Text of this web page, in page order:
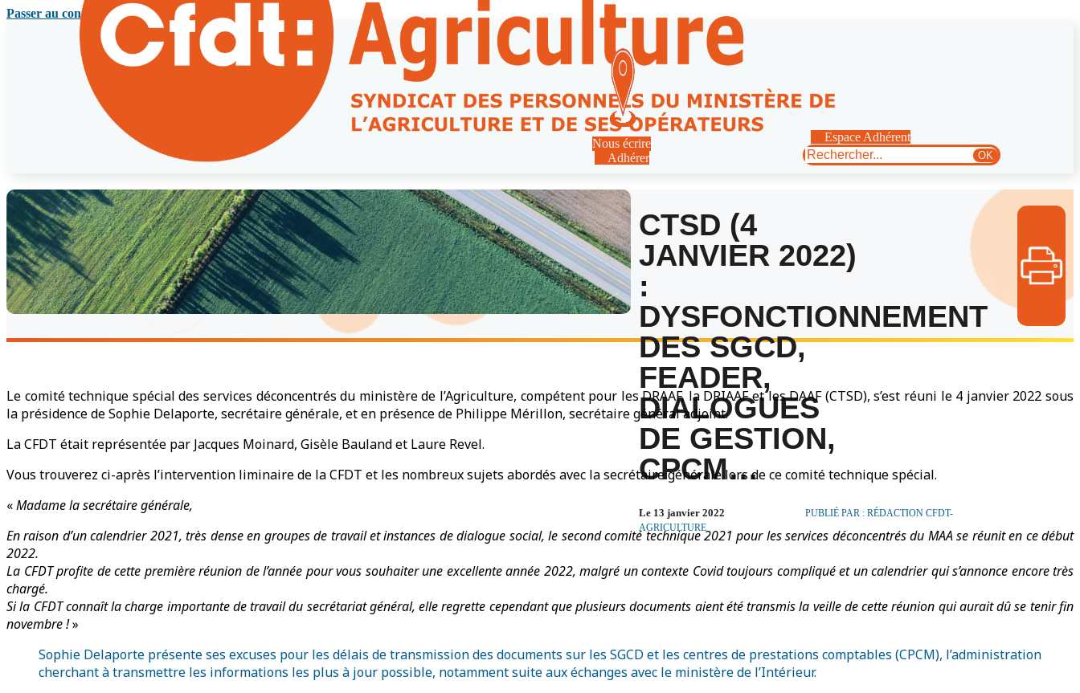
Passer au contenu principal
Nous écrire
Adhérer
Espace Adhérent
Rechercher
OK
CTSD (4
JANVIER 2022)
:
DYSFONCTIONNEMENT
DES SGCD,
FEADER,
DIALOGUES
DE GESTION,
CPCM…
Le 13 janvier 2022
PUBLIÉ PAR : RÉDACTION CFDT-
AGRICULTURE
Le comité technique spécial des services déconcentrés du ministère de l’Agriculture, compétent pour les DRAAF, la DRIAAF et les DAAF (CTSD), s’est réuni le 4 janvier 2022 sous
la présidence de Sophie Delaporte, secrétaire générale, et en présence de Philippe Mérillon, secrétaire général adjoint.
La CFDT était représentée par Jacques Moinard, Gisèle Bauland et Laure Revel.
Vous trouverez ci-après l’intervention liminaire de la CFDT et les nombreux sujets abordés avec la secrétaire générale lors de ce comité technique spécial.
«Madame la secrétaire générale,
En raison d’un calendrier 2021, très dense en groupes de travail et instances de dialogue social, le second comité technique 2021 pour les services déconcentrés du MAA se réunit en ce début
2022.
La CFDT profite de cette première réunion de l’année pour vous souhaiter une excellente année 2022, malgré un contexte Covid toujours compliqué et un calendrier qui s’annonce encore très
chargé.
Si la CFDT connaît la charge importante de travail du secrétariat général, elle regrette cependant que plusieurs documents aient été transmis la veille de cette réunion qui aurait dû se tenir fin
novembre !»
Sophie Delaporte présente ses excuses pour les délais de transmission des documents sur les SGCD et les centres de prestations comptables (CPCM), l’administration
cherchant à transmettre les informations les plus à jour possible, notamment suite aux échanges avec le ministère de l’Intérieur.